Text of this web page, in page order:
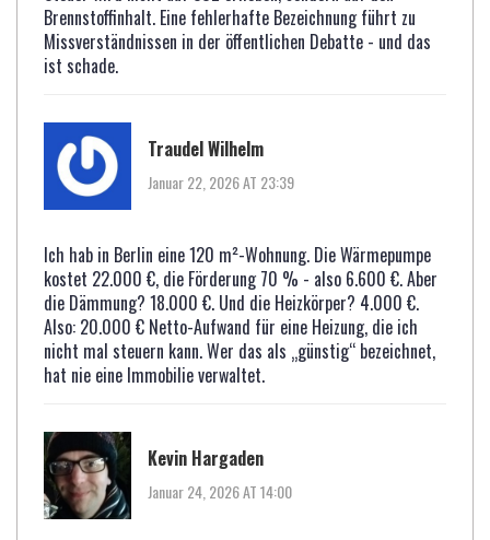
Brennstoffinhalt. Eine fehlerhafte Bezeichnung führt zu
Missverständnissen in der öffentlichen Debatte - und das
ist schade.
Traudel Wilhelm
Januar 22, 2026 AT 23:39
Ich hab in Berlin eine 120 m²-Wohnung. Die Wärmepumpe
kostet 22.000 €, die Förderung 70 % - also 6.600 €. Aber
die Dämmung? 18.000 €. Und die Heizkörper? 4.000 €.
Also: 20.000 € Netto-Aufwand für eine Heizung, die ich
nicht mal steuern kann. Wer das als „günstig“ bezeichnet,
hat nie eine Immobilie verwaltet.
Kevin Hargaden
Januar 24, 2026 AT 14:00